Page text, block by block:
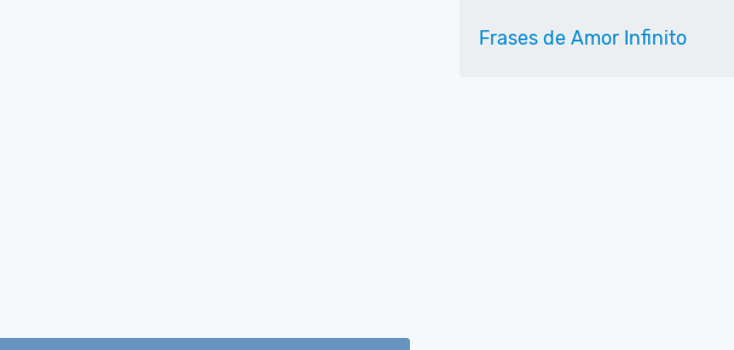
Frases de Amor Infinito